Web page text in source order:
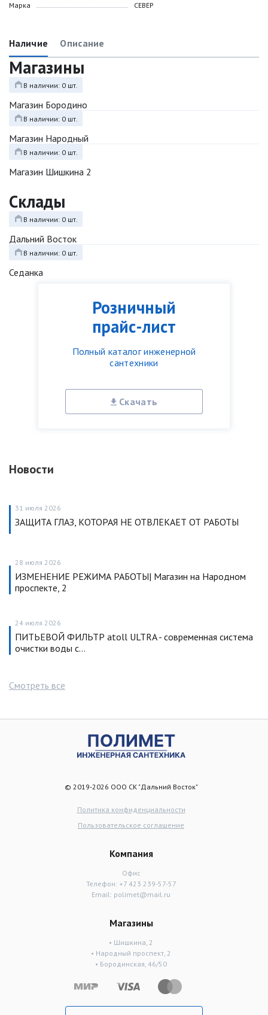
Розничный
прайс-лист
Полный каталог инженерной
сантехники
Скачать
Новости
31 июля 2026
ЗАЩИТА ГЛАЗ, КОТОРАЯ НЕ ОТВЛЕКАЕТ ОТ РАБОТЫ
28 июля 2026
ИЗМЕНЕНИЕ РЕЖИМА РАБОТЫ| Магазин на Народном
проспекте, 2
24 июля 2026
ПИТЬЕВОЙ ФИЛЬТР atoll ULTRA - современная система
очистки воды с…
Смотреть все
Марка СЕВЕР
Наличие Описание
Магазины
В наличии: 0 шт.
Магазин Бородино
В наличии: 0 шт.
Магазин Народный
В наличии: 0 шт.
Магазин Шишкина 2
Склады
В наличии: 0 шт.
Дальний Восток
В наличии: 0 шт.
Седанка
© 2019-2026 ООО СК "Дальний Восток"
Политика конфиденциальности
Пользовательское соглашение
Компания
Офис
Телефон: +7 423 239-57-57
Email: polimet@mail.ru
Магазины
• Шишкина, 2
• Народный проспект, 2
• Бородинская, 46/50